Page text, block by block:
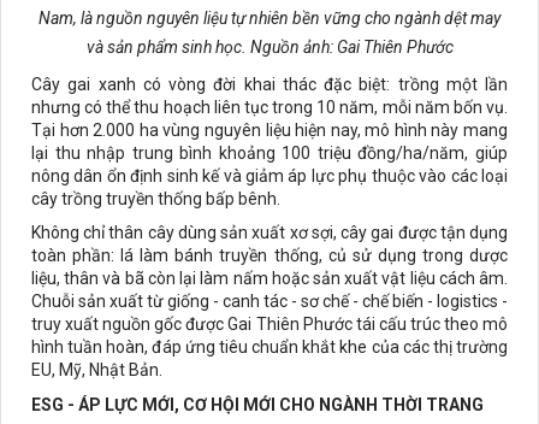
Nam, là nguồn nguyên liệu tự nhiên bền vững cho ngành dệt may
và sản phẩm sinh học. Nguồn ảnh: Gai Thiên Phước
Cây gai xanh có vòng đời khai thác đặc biệt: trồng một lần
nhưng có thể thu hoạch liên tục trong 10 năm, mỗi năm bốn vụ.
Tại hơn 2.000 ha vùng nguyên liệu hiện nay, mô hình này mang
lại thu nhập trung bình khoảng 100 triệu đồng/ha/năm, giúp
nông dân ổn định sinh kế và giảm áp lực phụ thuộc vào các loại
cây trồng truyền thống bấp bênh.
Không chỉ thân cây dùng sản xuất xơ sợi, cây gai được tận dụng
toàn phần: lá làm bánh truyền thống, củ sử dụng trong dược
liệu, thân và bã còn lại làm nấm hoặc sản xuất vật liệu cách âm.
Chuỗi sản xuất từ giống - canh tác - sơ chế - chế biến - logistics -
truy xuất nguồn gốc được Gai Thiên Phước tái cấu trúc theo mô
hình tuần hoàn, đáp ứng tiêu chuẩn khắt khe của các thị trường
EU, Mỹ, Nhật Bản.
ESG - ÁP LỰC MỚI, CƠ HỘI MỚI CHO NGÀNH THỜI TRANG